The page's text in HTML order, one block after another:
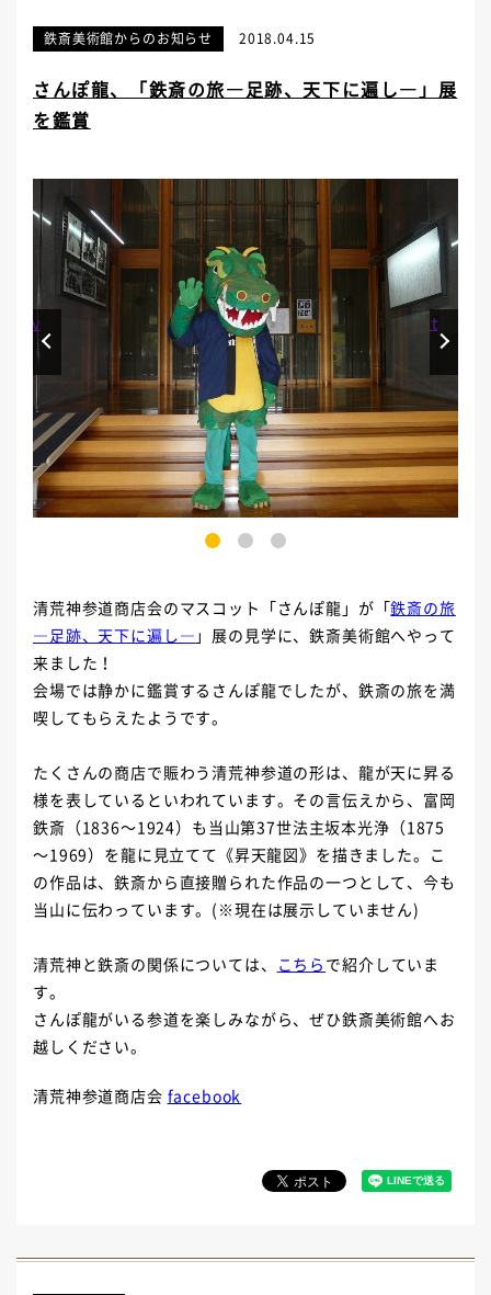
鉄斎美術館からのお知らせ 2018.04.15
さんぽ龍、「鉄斎の旅―足跡、天下に遍し―」展
を鑑賞
3
Prev Next
清荒神参道商店会のマスコット「さんぽ龍」が「鉄斎の旅
―足跡、天下に遍し― 」展の見学に、鉄斎美術館へやって
来ました！
会場では静かに鑑賞するさんぽ龍でしたが、鉄斎の旅を満
喫してもらえたようです。
たくさんの商店で賑わう清荒神参道の形は、龍が天に昇る
様を表しているといわれています。その言伝えから、富岡
鉄斎（1836～1924）も当山第37世法主坂本光浄（1875
～1969）を龍に見立てて《昇天龍図》を描きました。こ
の作品は、鉄斎から直接贈られた作品の一つとして、今も
当山に伝わっています。(※現在は展示していません)
清荒神と鉄斎の関係については、 こちら で紹介していま
す。
さんぽ龍がいる参道を楽しみながら、ぜひ鉄斎美術館へお
越しください。
清荒神参道商店会 facebook